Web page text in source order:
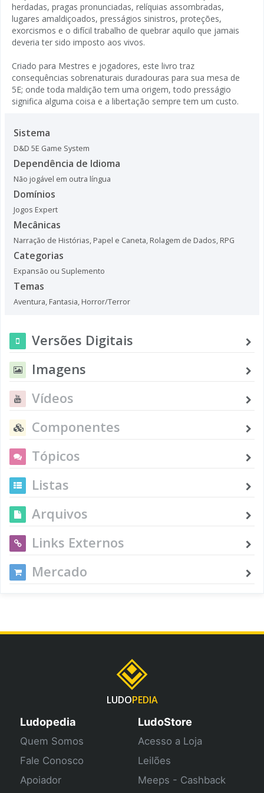
herdadas, pragas pronunciadas, relíquias assombradas,
lugares amaldiçoados, presságios sinistros, proteções,
exorcismos e o difícil trabalho de quebrar aquilo que jamais
deveria ter sido imposto aos vivos.
Criado para Mestres e jogadores, este livro traz
consequências sobrenaturais duradouras para sua mesa de
5E; onde toda maldição tem uma origem, todo presságio
significa alguma coisa e a libertação sempre tem um custo.
Sistema
D&D 5E Game System
Dependência de Idioma
Não jogável em outra língua
Domínios
Jogos Expert
Mecânicas
Narração de Histórias, Papel e Caneta, Rolagem de Dados, RPG
Categorias
Expansão ou Suplemento
Temas
Aventura, Fantasia, Horror/Terror
Versões Digitais
Imagens
Vídeos
Componentes
Tópicos
Listas
Arquivos
Links Externos
Mercado
LUDOPEDIA
Ludopedia
Quem Somos
Fale Conosco
Apoiador
LudoStore
Acesso a Loja
Leilões
Meeps - Cashback